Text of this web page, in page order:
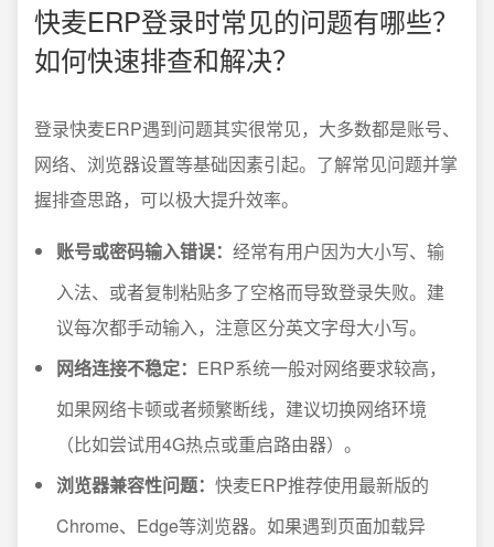
快麦ERP登录时常见的问题有哪些？
如何快速排查和解决？
登录快麦ERP遇到问题其实很常见，大多数都是账号、
网络、浏览器设置等基础因素引起。了解常见问题并掌
握排查思路，可以极大提升效率。
账号或密码输入错误： 经常有用户因为大小写、输
入法、或者复制粘贴多了空格而导致登录失败。建
议每次都手动输入，注意区分英文字母大小写。
网络连接不稳定： ERP系统一般对网络要求较高，
如果网络卡顿或者频繁断线，建议切换网络环境
（比如尝试用4G热点或重启路由器）。
浏览器兼容性问题： 快麦ERP推荐使用最新版的
Chrome、Edge等浏览器。如果遇到页面加载异